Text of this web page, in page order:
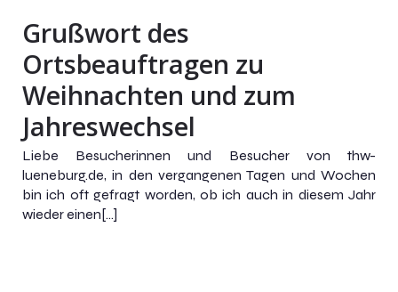
Grußwort des
Ortsbeauftragen zu
Weihnachten und zum
Jahreswechsel
Liebe Besucherinnen und Besucher von thw-
lueneburg.de, in den vergangenen Tagen und Wochen
bin ich oft gefragt worden, ob ich auch in diesem Jahr
wieder einen[…]